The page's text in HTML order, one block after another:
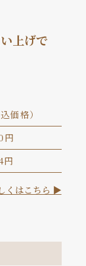
上げで
価格）
円
円
くはこちら ▶